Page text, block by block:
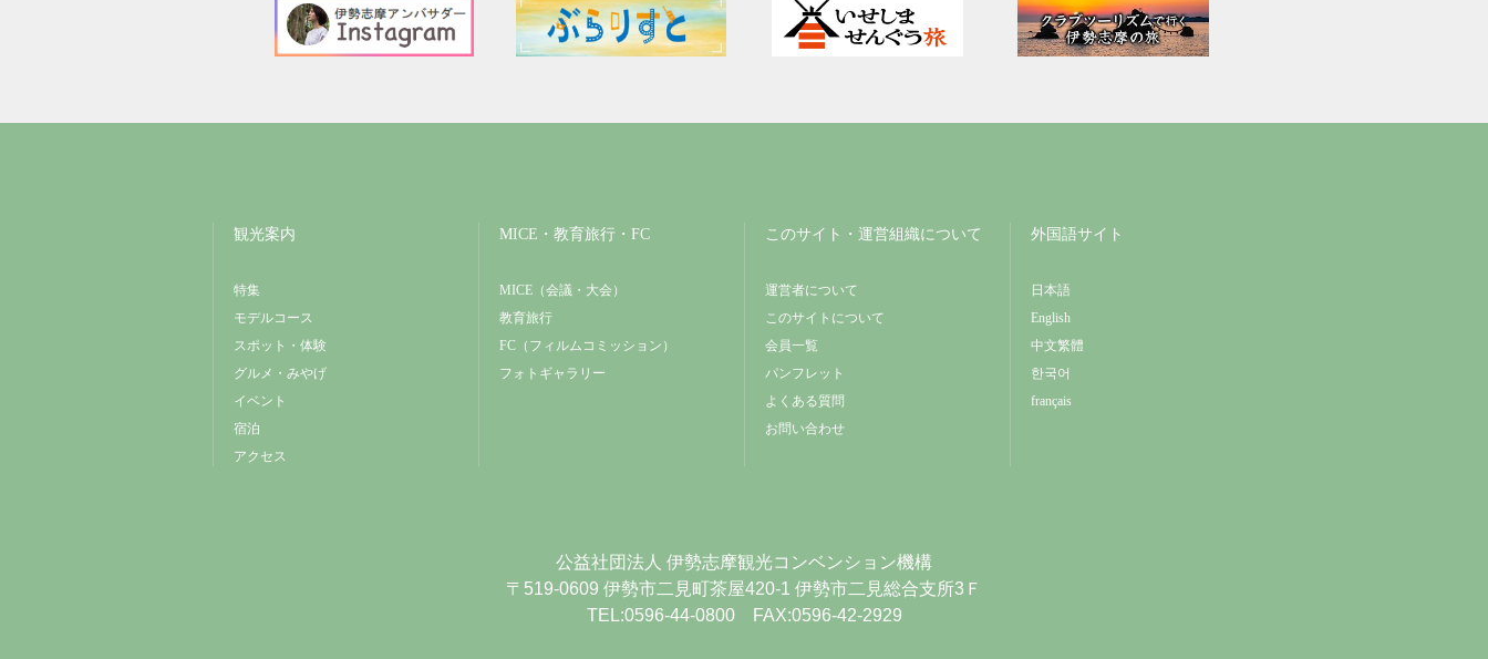
観光案内
特集
モデルコース
スポット・体験
グルメ・みやげ
イベント
宿泊
アクセス
MICE・教育旅行・FC
MICE（会議・大会）
教育旅行
FC（フィルムコミッション）
フォトギャラリー
このサイト・運営組織について
運営者について
このサイトについて
会員一覧
パンフレット
よくある質問
お問い合わせ
外国語サイト
日本語
English
中文繁體
한국어
français
公益社団法人 伊勢志摩観光コンベンション機構
〒519-0609 伊勢市二見町茶屋420-1 伊勢市二見総合支所3Ｆ
TEL:0596-44-0800 FAX:0596-42-2929